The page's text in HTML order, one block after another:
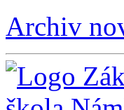
Archiv